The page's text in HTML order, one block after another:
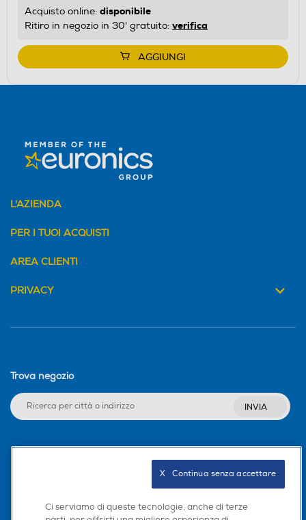
Acquisto online: disponibile
Ritiro in negozio in 30' gratuito: verifica
AGGIUNGI
L'AZIENDA
PER I TUOI ACQUISTI
AREA CLIENTI
PRIVACY
Trova negozio
INVIA
Ci serviamo di queste tecnologie, anche di terze
X   Continua senza accettare